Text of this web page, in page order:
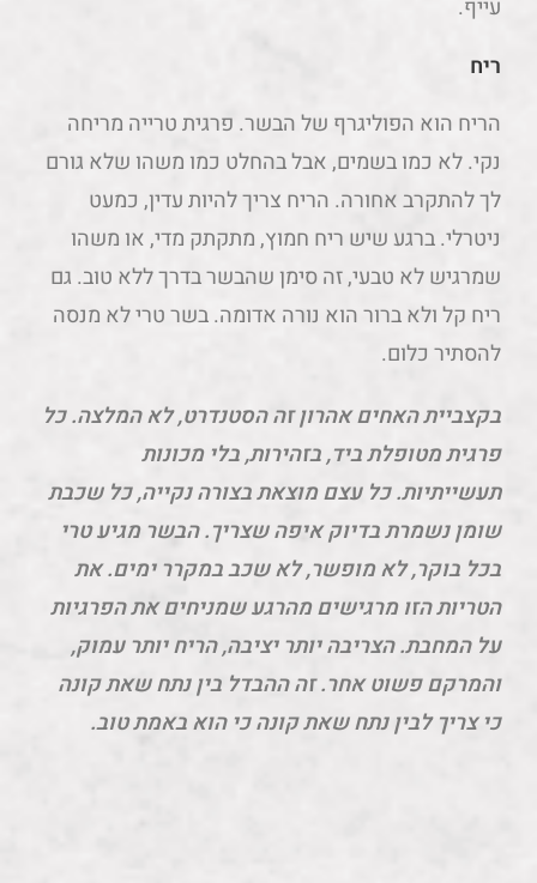
עייף.
ריח
הריח הוא הפוליגרף של הבשר. פרגית טרייה מריחה
נקי. לא כמו בשמים, אבל בהחלט כמו משהו שלא גורם
לך להתקרב אחורה. הריח צריך להיות עדין, כמעט
ניטרלי. ברגע שיש ריח חמוץ, מתקתק מדי, או משהו
שמרגיש לא טבעי, זה סימן שהבשר בדרך ללא טוב. גם
ריח קל ולא ברור הוא נורה אדומה. בשר טרי לא מנסה
להסתיר כלום.
בקצביית האחים אהרון זה הסטנדרט, לא המלצה. כל
פרגית מטופלת ביד, בזהירות, בלי מכונות
תעשייתיות. כל עצם מוצאת בצורה נקייה, כל שכבת
שומן נשמרת בדיוק איפה שצריך. הבשר מגיע טרי
בכל בוקר, לא מופשר, לא שכב במקרר ימים. את
הטריות הזו מרגישים מהרגע שמניחים את הפרגיות
על המחבת. הצריבה יותר יציבה, הריח יותר עמוק,
והמרקם פשוט אחר. זה ההבדל בין נתח שאת קונה
כי צריך לבין נתח שאת קונה כי הוא באמת טוב.